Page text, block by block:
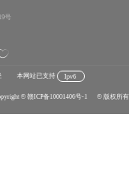
号
本网站已支持 Ipv6
© 赣ICP备10001406号-1 © 版权所